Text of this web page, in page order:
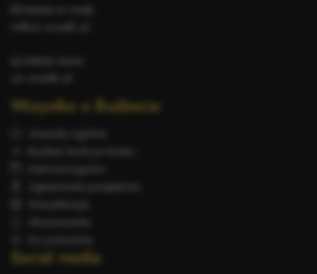
Wszystko o Budżecie
Social media